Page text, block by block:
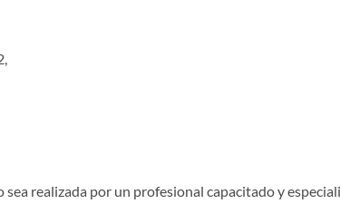
realizada por un profesional capacitado y